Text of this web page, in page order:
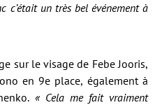
c’était un très bel événement à
sur le visage de Febe Jooris,
en 9e place, également à
« Cela me fait vraiment